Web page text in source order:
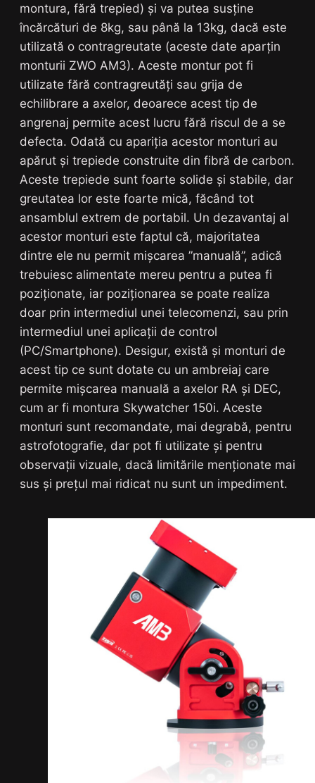
montura, fără trepied) și va putea susține
încărcături de 8kg, sau până la 13kg, dacă este
utilizată o contragreutate (aceste date aparțin
monturii ZWO AM3). Aceste montur pot fi
utilizate fără contragreutăți sau grija de
echilibrare a axelor, deoarece acest tip de
angrenaj permite acest lucru fără riscul de a se
defecta. Odată cu apariția acestor monturi au
apărut și trepiede construite din fibră de carbon.
Aceste trepiede sunt foarte solide și stabile, dar
greutatea lor este foarte mică, făcând tot
ansamblul extrem de portabil. Un dezavantaj al
acestor monturi este faptul că, majoritatea
dintre ele nu permit mișcarea ”manuală”, adică
trebuiesc alimentate mereu pentru a putea fi
poziționate, iar poziționarea se poate realiza
doar prin intermediul unei telecomenzi, sau prin
intermediul unei aplicații de control
(PC/Smartphone). Desigur, există și monturi de
acest tip ce sunt dotate cu un ambreiaj care
permite mișcarea manuală a axelor RA și DEC,
cum ar fi montura Skywatcher 150i. Aceste
monturi sunt recomandate, mai degrabă, pentru
astrofotografie, dar pot fi utilizate și pentru
observații vizuale, dacă limitările menționate mai
sus și prețul mai ridicat nu sunt un impediment.